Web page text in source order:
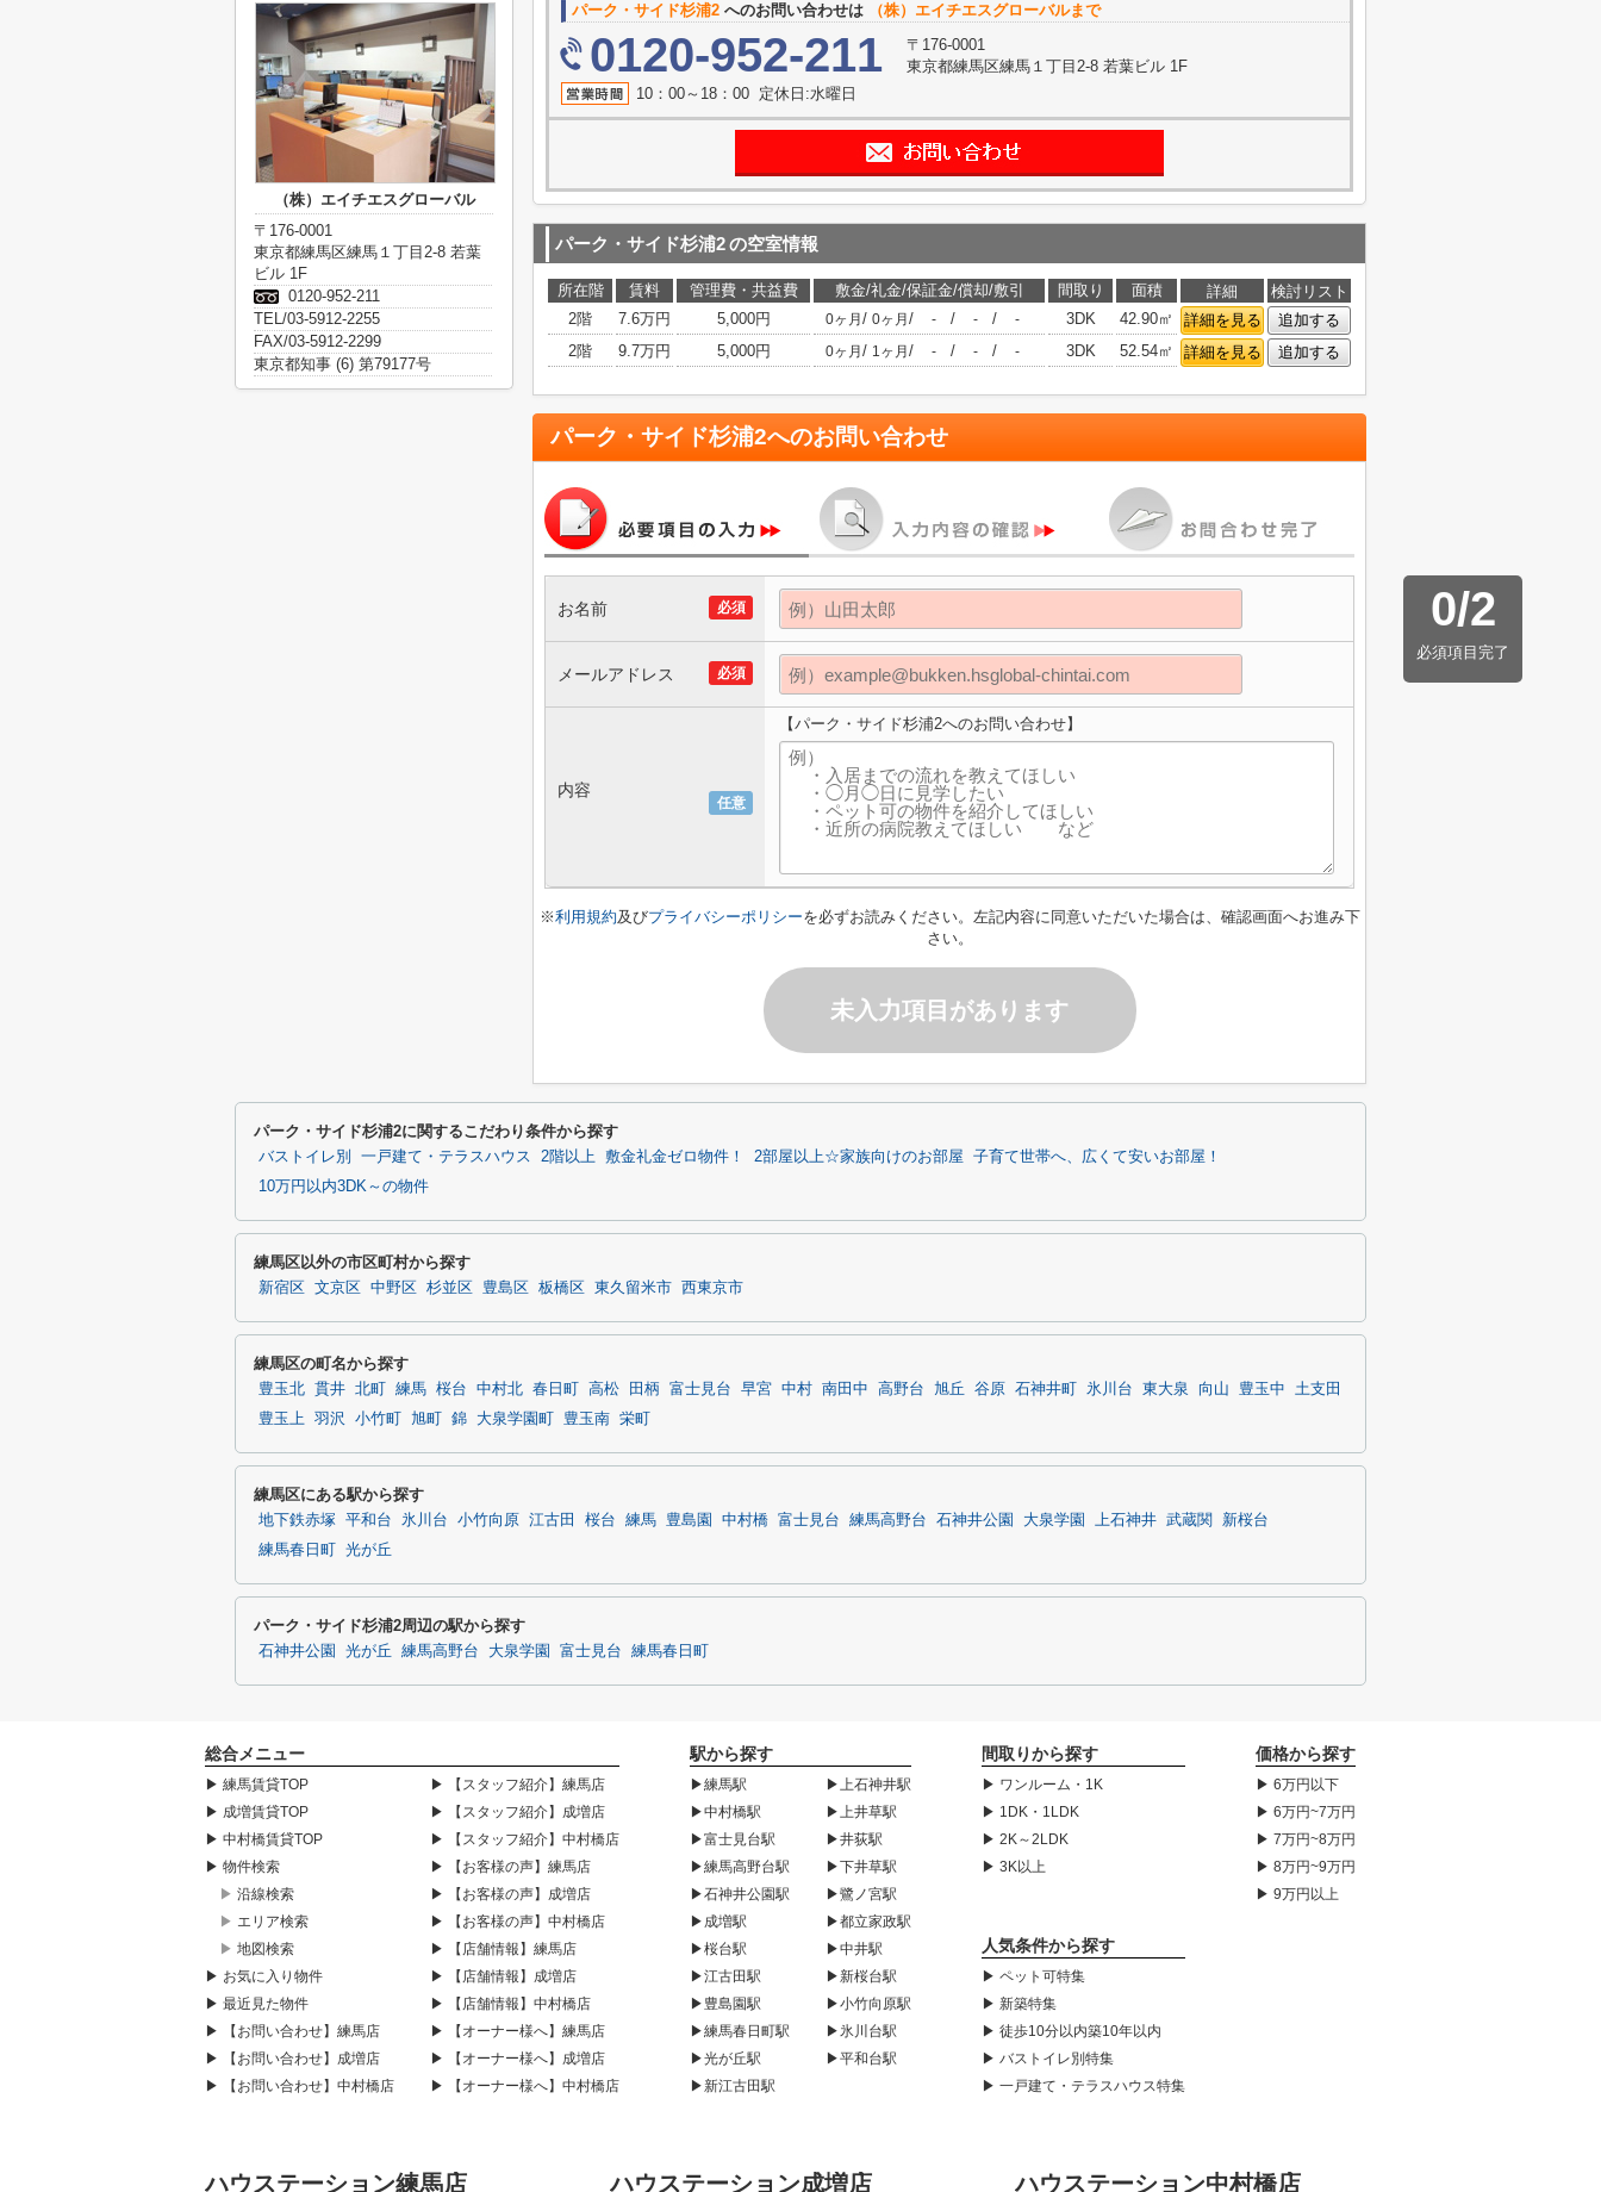
パーク・サイド杉浦2 へのお問い合わせは （株）エイチエスグローバルまで
0120-952-211
〒176-0001
東京都練馬区練馬１丁目2-8 若葉ビル 1F
10：00～18：00 定休日:水曜日
パーク・サイド杉浦2の空室情報
所在階 賃料 管理費・共益費 敷金/礼金/保証金/償却/敷引 間取り 面積 詳細
検討リスト
2階
7.6万円 5,000円 0ヶ月 / 0ヶ月 / - / - / - 3DK 42.90㎡ 詳細を見る
追加する
2階
9.7万円 5,000円 0ヶ月 / 1ヶ月 / - / - / - 3DK 52.54㎡ 詳細を見る 追加する
パーク・サイド杉浦2へのお問い合わせ
0/2
必須項目完了
必須
お名前
必須
メールアドレス
任意
内容
【パーク・サイド杉浦2へのお問い合わせ】
※利用規約及びプライバシーポリシーを必ずお読みください。左記内容に同意いただいた場合は、確認画面へお進み下
さい。
未入力項目があります
（株）エイチエスグローバル
〒176-0001
東京都練馬区練馬１丁目2-8 若葉
ビル 1F
0120-952-211
TEL/03-5912-2255
FAX/03-5912-2299
東京都知事 (6) 第79177号
パーク・サイド杉浦2に関するこだわり条件から探す
バストイレ別 一戸建て・テラスハウス 2階以上 敷金礼金ゼロ物件！ 2部屋以上☆家族向けのお部屋
子育て世帯へ、広くて安いお部屋！
10万円以内3DK～の物件
練馬区以外の市区町村から探す
新宿区 文京区 中野区 杉並区 豊島区 板橋区 東久留米市 西東京市
練馬区の町名から探す
豊玉北 貫井 北町 練馬 桜台 中村北 春日町 高松 田柄 富士見台 早宮 中村 南田中 高野台 旭丘 谷原 石神井町 氷川台 東大泉 向山 豊玉中
土支田
豊玉上 羽沢 小竹町 旭町 錦 大泉学園町 豊玉南 栄町
練馬区にある駅から探す
地下鉄赤塚 平和台 氷川台 小竹向原 江古田 桜台 練馬 豊島園 中村橋 富士見台 練馬高野台 石神井公園 大泉学園 上石神井 武蔵関
新桜台
練馬春日町
光が丘
パーク・サイド杉浦2周辺の駅から探す
石神井公園 光が丘 練馬高野台 大泉学園 富士見台 練馬春日町
総合メニュー
▶ 練馬賃貸TOP
▶ 成増賃貸TOP
▶ 中村橋賃貸TOP
▶ 物件検索
▶ 沿線検索
▶ エリア検索
▶ 地図検索
▶ お気に入り物件
▶ 最近見た物件
▶ 【お問い合わせ】練馬店
▶ 【お問い合わせ】成増店
▶ 【お問い合わせ】中村橋店
▶ 【スタッフ紹介】練馬店
▶ 【スタッフ紹介】成増店
▶ 【スタッフ紹介】中村橋店
▶ 【お客様の声】練馬店
▶ 【お客様の声】成増店
▶ 【お客様の声】中村橋店
▶ 【店舗情報】練馬店
▶ 【店舗情報】成増店
▶ 【店舗情報】中村橋店
▶ 【オーナー様へ】練馬店
▶ 【オーナー様へ】成増店
▶ 【オーナー様へ】中村橋店
駅から探す
▶練馬駅
▶中村橋駅
▶富士見台駅
▶練馬高野台駅
▶石神井公園駅
▶成増駅
▶桜台駅
▶江古田駅
▶豊島園駅
▶練馬春日町駅
▶光が丘駅
▶新江古田駅
▶上石神井駅
▶上井草駅
▶井荻駅
▶下井草駅
▶鷺ノ宮駅
▶都立家政駅
▶中井駅
▶新桜台駅
▶小竹向原駅
▶氷川台駅
▶平和台駅
間取りから探す
▶ ワンルーム・1K
▶ 1DK・1LDK
▶ 2K～2LDK
▶ 3K以上
人気条件から探す
▶ ペット可特集
▶ 新築特集
▶ 徒歩10分以内築10年以内
▶ バストイレ別特集
▶ 一戸建て・テラスハウス特集
価格から探す
▶ 6万円以下
▶ 6万円~7万円
▶ 7万円~8万円
▶ 8万円~9万円
▶ 9万円以上
ハウステーション練馬店 ハウステーション成増店 ハウステーション中村橋店